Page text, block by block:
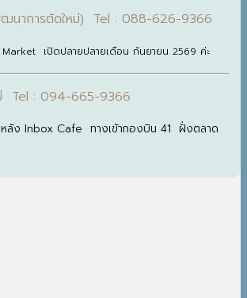
นาการตัดใหม่) Tel : 088-626-9366
เปิดปลายปลายเดือน กันยายน 2569 ค่ะ
ม่ Tel : 094-665-9366
หลัง Inbox Cafe ทางเข้ากองบิน 41 ฝั่งตลาด